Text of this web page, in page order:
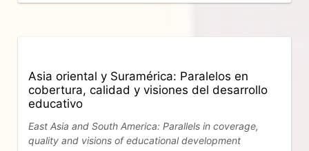
Asia oriental y Suramérica: Paralelos en
cobertura, calidad y visiones del desarrollo
educativo
East Asia and South America: Parallels in coverage,
quality and visions of educational development